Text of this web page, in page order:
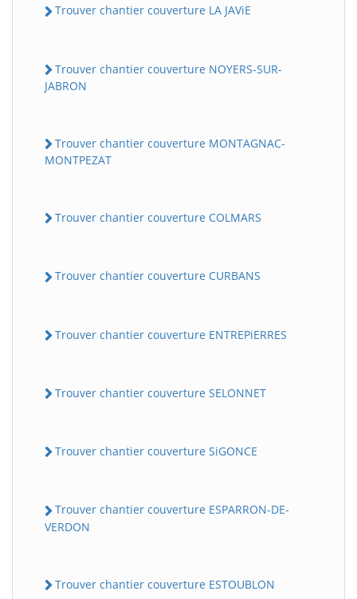
Trouver chantier couverture LA JAViE
Trouver chantier couverture NOYERS-SUR-
JABRON
Trouver chantier couverture MONTAGNAC-
MONTPEZAT
Trouver chantier couverture COLMARS
Trouver chantier couverture CURBANS
Trouver chantier couverture ENTREPiERRES
Trouver chantier couverture SELONNET
Trouver chantier couverture SiGONCE
Trouver chantier couverture ESPARRON-DE-
VERDON
Trouver chantier couverture ESTOUBLON